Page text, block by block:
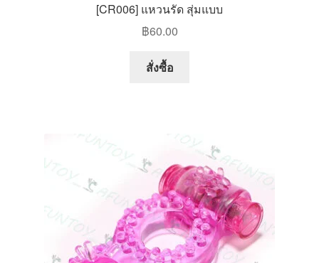
[CR006] แหวนรัด สุ่มแบบ
฿60.00
สั่งซื้อ